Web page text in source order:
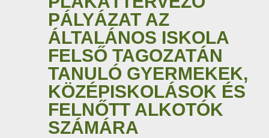
VÍZVÉDELEM
ÖKOTURIZMUS
OKTATÁS
GEOPARKOK
PÁLYÁZAT AZ
ÁLTALÁNOS ISKOLA
FELSŐ TAGOZATÁN
TANULÓ GYERMEKEK,
KÖZÉPISKOLÁSOK ÉS
FELNŐTT ALKOTÓK
SZÁMÁRA